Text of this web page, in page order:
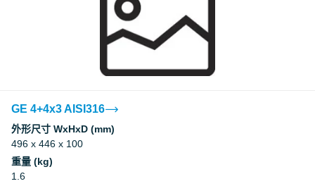
GE 4+4x3 AISI316
外形尺寸 WxHxD (mm)
496 x 446 x 100
重量 (kg)
1.6